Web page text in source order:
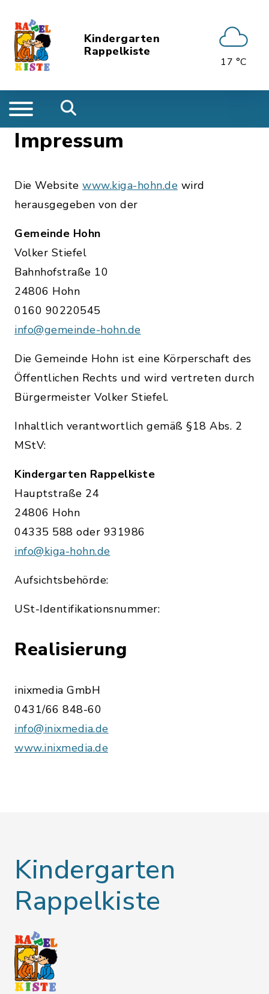
Kindergarten
Rappelkiste
17 °C
Impressum
Die Website www.kiga-hohn.de wird
herausgegeben von der
Gemeinde Hohn
Volker Stiefel
Bahnhofstraße 10
24806 Hohn
0160 90220545
info@gemeinde-hohn.de
Die Gemeinde Hohn ist eine Körperschaft des
Öffentlichen Rechts und wird vertreten durch
Bürgermeister Volker Stiefel.
Inhaltlich verantwortlich gemäß §18 Abs. 2
MStV:
Kindergarten Rappelkiste
Hauptstraße 24
24806 Hohn
04335 588 oder 931986
info@kiga-hohn.de
Aufsichtsbehörde:
USt-Identifikationsnummer:
Realisierung
inixmedia GmbH
0431/66 848-60
info@inixmedia.de
www.inixmedia.de
Kindergarten
Rappelkiste